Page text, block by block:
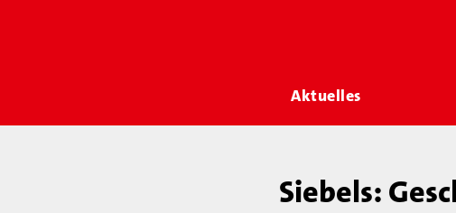
Aktuelles
Siebels: